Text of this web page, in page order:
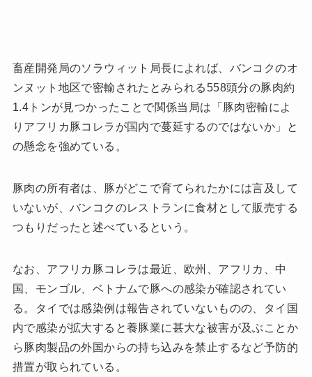
畜産開発局のソラウィット局長によれば、バンコクのオ
ンヌット地区で密輸されたとみられる558頭分の豚肉約
1.4トンが見つかったことで関係当局は「豚肉密輸によ
りアフリカ豚コレラが国内で蔓延するのではないか」と
の懸念を強めている。
豚肉の所有者は、豚がどこで育てられたかには言及して
いないが、バンコクのレストランに食材として販売する
つもりだったと述べているという。
なお、アフリカ豚コレラは最近、欧州、アフリカ、中
国、モンゴル、ベトナムで豚への感染が確認されてい
る。タイでは感染例は報告されていないものの、タイ国
内で感染が拡大すると養豚業に甚大な被害が及ぶことか
ら豚肉製品の外国からの持ち込みを禁止するなど予防的
措置が取られている。